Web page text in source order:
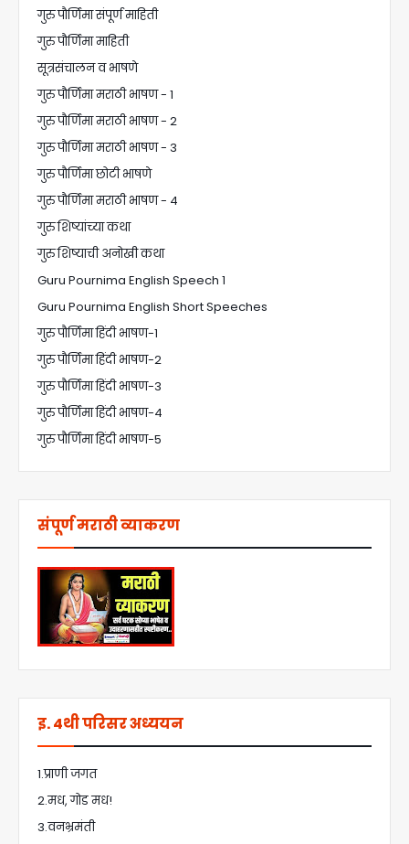
गुरु पौर्णिमा संपूर्ण माहिती
गुरु पौर्णिमा माहिती
सूत्रसंचालन व भाषणे
गुरु पौर्णिमा मराठी भाषण - 1
गुरु पौर्णिमा मराठी भाषण - 2
गुरु पौर्णिमा मराठी भाषण - 3
गुरु पौर्णिमा छोटी भाषणे
गुरु पौर्णिमा मराठी भाषण - 4
गुरु शिष्यांच्या कथा
गुरु शिष्याची अनोखी कथा
Guru Pournima English Speech 1
Guru Pournima English Short Speeches
गुरु पौर्णिमा हिंदी भाषण-1
गुरु पौर्णिमा हिंदी भाषण-2
गुरु पौर्णिमा हिंदी भाषण-3
गुरु पौर्णिमा हिंदी भाषण-4
गुरु पौर्णिमा हिंदी भाषण-5
संपूर्ण मराठी व्याकरण
इ. 4थी परिसर अध्ययन
1.प्राणी जगत
2.मध, गोड मध!
3.वनभ्रमंती